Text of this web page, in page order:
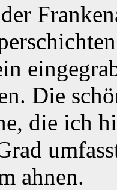
Die
die ich
ahnen.